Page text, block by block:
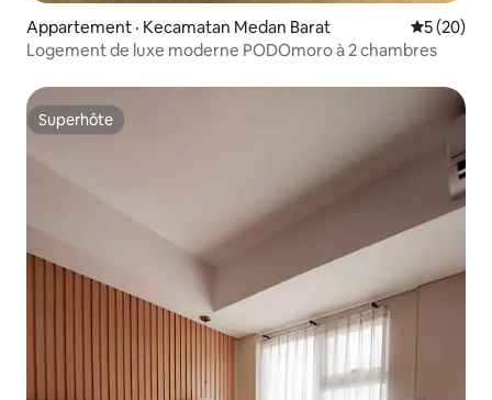
Appartement · Kecamatan Medan Barat Note
5 (20)
Logement de luxe moderne PODOmoro à 2 chambres
Superhôte
Superhôte